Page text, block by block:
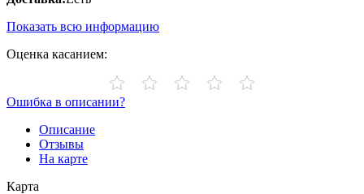
Показать всю информацию
Оценка касанием:
Ошибка в описании?
Описание
Отзывы
На карте
Карта